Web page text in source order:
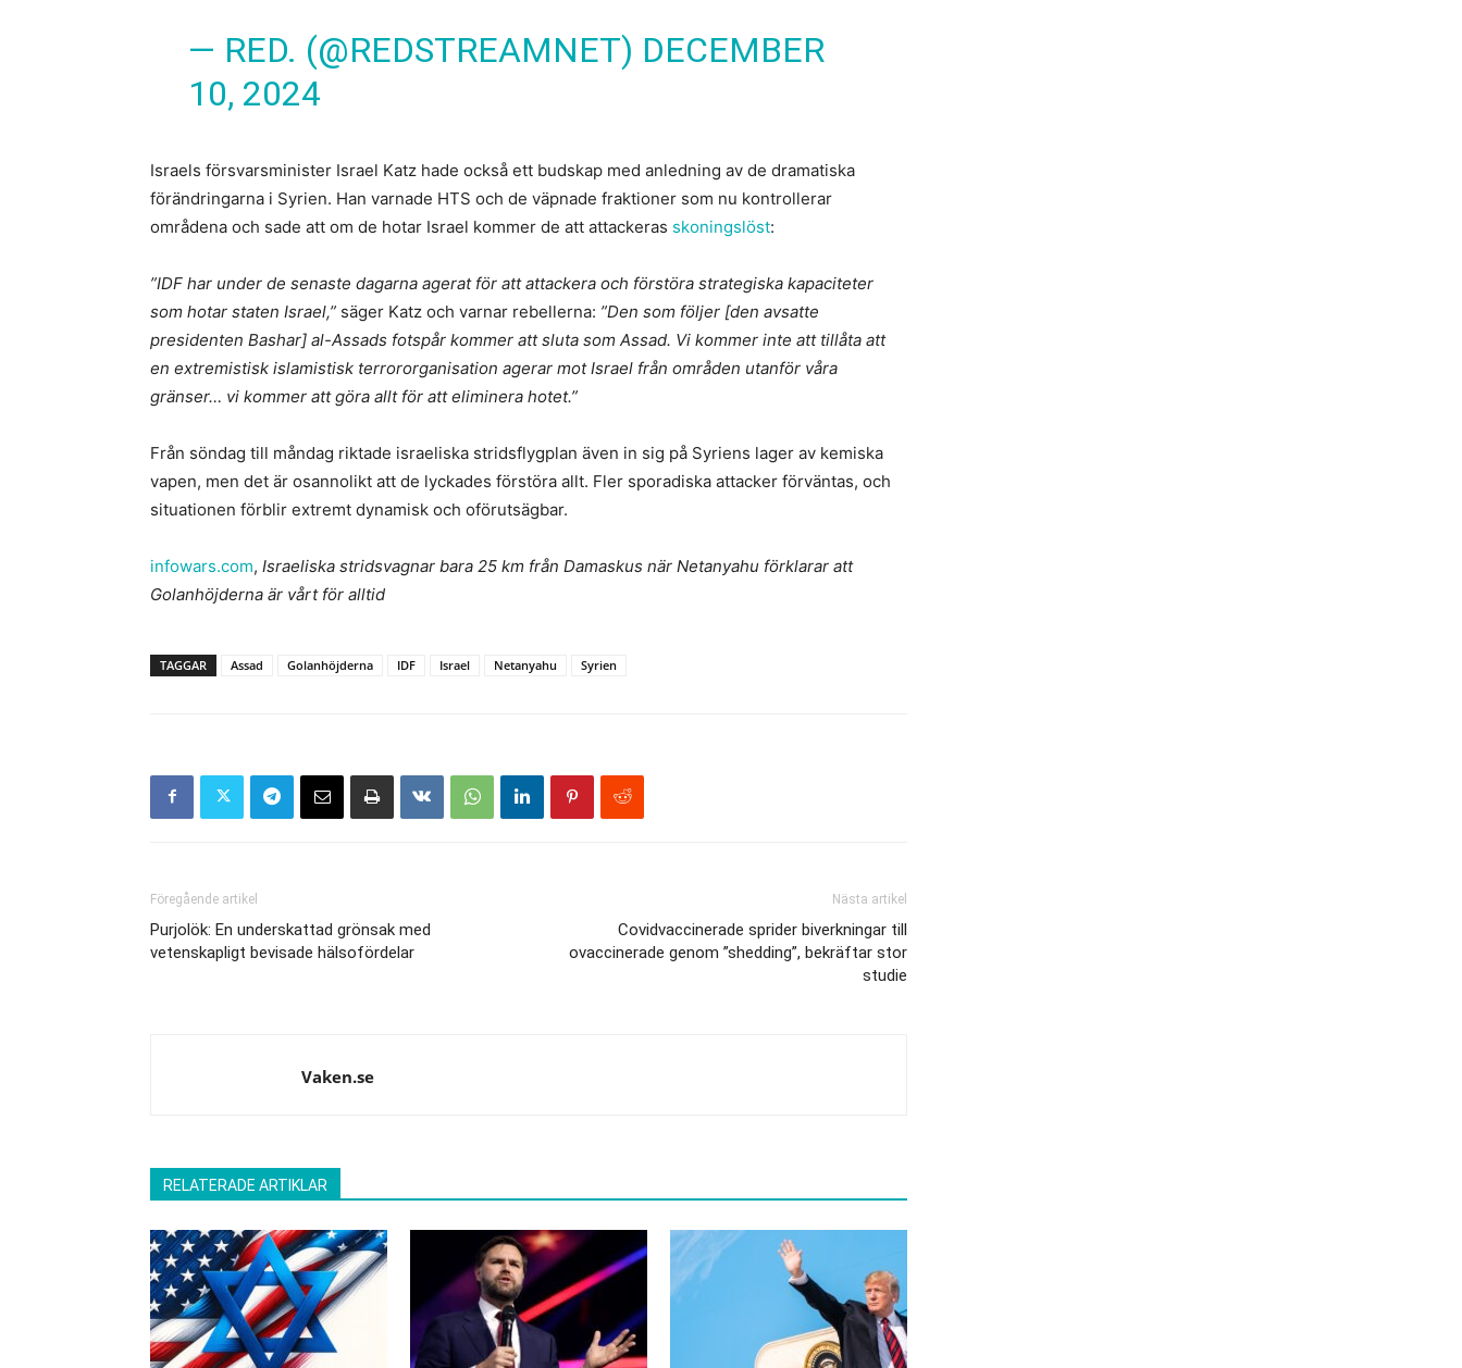
— RED. (@REDSTREAMNET) DECEMBER
10, 2024
Israels försvarsminister Israel Katz hade också ett budskap med anledning av de dramatiska
förändringarna i Syrien. Han varnade HTS och de väpnade fraktioner som nu kontrollerar
områdena och sade att om de hotar Israel kommer de att attackeras skoningslöst:
”IDF har under de senaste dagarna agerat för att attackera och förstöra strategiska kapaciteter
som hotar staten Israel,” säger Katz och varnar rebellerna: ”Den som följer [den avsatte
presidenten Bashar] al-Assads fotspår kommer att sluta som Assad. Vi kommer inte att tillåta att
en extremistisk islamistisk terrororganisation agerar mot Israel från områden utanför våra
gränser… vi kommer att göra allt för att eliminera hotet.”
Från söndag till måndag riktade israeliska stridsflygplan även in sig på Syriens lager av kemiska
vapen, men det är osannolikt att de lyckades förstöra allt. Fler sporadiska attacker förväntas, och
situationen förblir extremt dynamisk och oförutsägbar.
infowars.com, Israeliska stridsvagnar bara 25 km från Damaskus när Netanyahu förklarar att
Golanhöjderna är vårt för alltid
TAGGAR Assad Golanhöjderna IDF Israel Netanyahu Syrien
Föregående artikel
Purjolök: En underskattad grönsak med
vetenskapligt bevisade hälsofördelar
Nästa artikel
Covidvaccinerade sprider biverkningar till
ovaccinerade genom ”shedding”, bekräftar stor
studie
Vaken.se
RELATERADE ARTIKLAR